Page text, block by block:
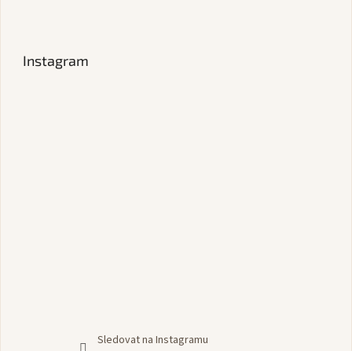
Instagram
Sledovat na Instagramu